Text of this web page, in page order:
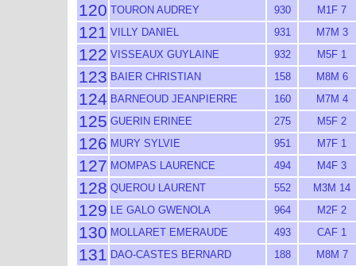
120 TOURON AUDREY 930 M1F 7
121 VILLY DANIEL 931 M7M 3
122 VISSEAUX GUYLAINE 932 M5F 1
123 BAIER CHRISTIAN 158 M8M 6
124 BARNEOUD JEANPIERRE 160 M7M 4
125 GUERIN ERINEE 275 M5F 2
126 MURY SYLVIE 951 M7F 1
127 MOMPAS LAURENCE 494 M4F 3
128 QUEROU LAURENT 552 M3M 14
129 LE GALO GWENOLA 964 M2F 2
130 MOLLARET EMERAUDE 493 CAF 1
131 DAO-CASTES BERNARD 188 M8M 7